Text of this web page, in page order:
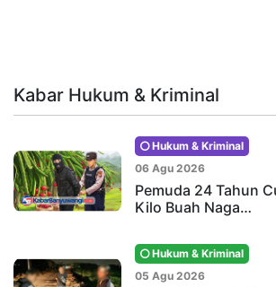
Kabar Hukum & Kriminal
Hukum & Kriminal
06 Agu 2026
Pemuda 24 Tahun
Kilo Buah Naga…
Hukum & Kriminal
05 Agu 2026